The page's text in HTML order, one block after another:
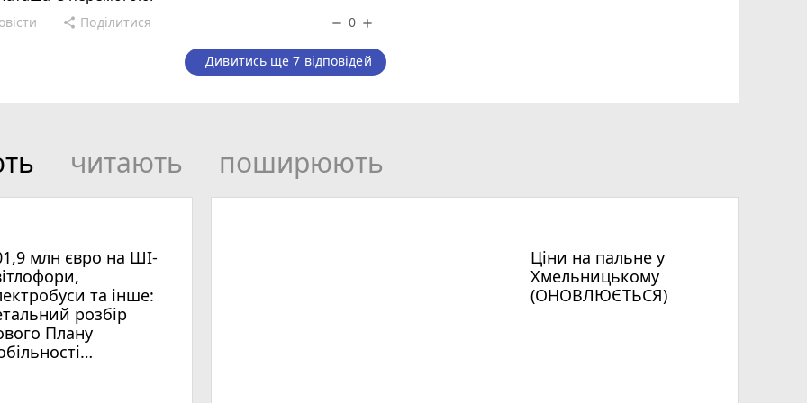
share Поділитися remove 0 add
Дивитись ще 7 відповідей
читають поширюють
млн євро на ШІ-
та інше:
розбір
Плану
Ціни на пальне у
Хмельницькому
(ОНОВЛЮЄТЬСЯ)